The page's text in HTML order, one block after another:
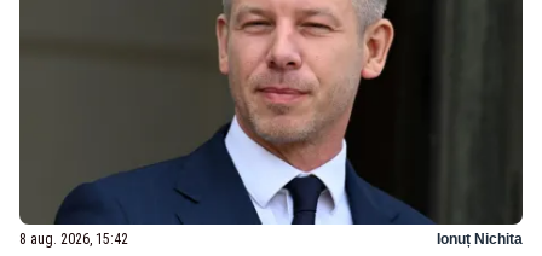
8 aug. 2026, 15:42 Ionuț Nichita